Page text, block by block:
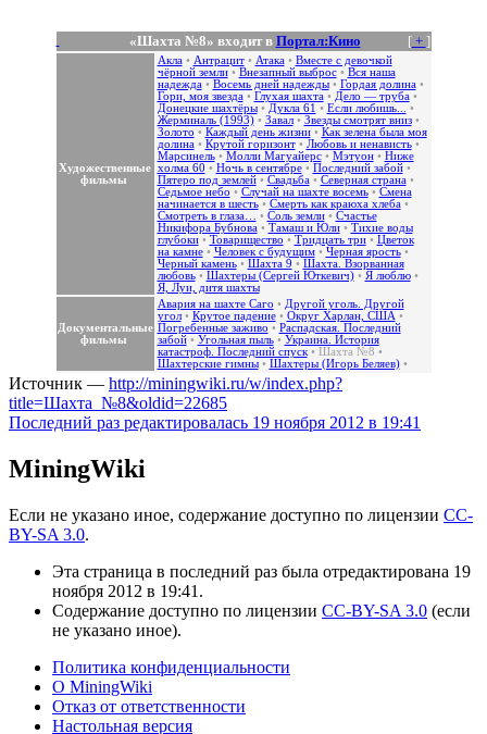
[+ ]
«Шахта №8» входит в Портал:Кино
Художественные
фильмы
Акла• Антрацит• Атака• Вместе с девочкой
чёрной земли• Внезапный выброс• Вся наша
надежда• Восемь дней надежды• Гордая долина•
Гори, моя звезда• Глухая шахта• Дело — труба•
Донецкие шахтёры• Дукла 61 • Если любишь...
•
Жерминаль (1993)• Завал• Звезды смотрят вниз•
Золото • Каждый день жизни• Как зелена была моя
долина• Крутой горизонт• Любовь и ненависть•
Марсинель• Молли Магуайерс• Мэтуон• Ниже
холма 60 • Ночь в сентябре• Последний забой•
Пятеро под землей• Свадьба• Северная страна•
Седьмое небо • Случай на шахте восемь• Смена
начинается в шесть• Смерть как краюха хлеба•
Смотреть в глаза…
• Соль земли• Счастье
Никифора Бубнова• Тамаш и Юли• Тихие воды
глубоки• Товарищество • Тридцать три• Цветок
на камне• Человек с будущим• Черная ярость•
Черный камень• Шахта 9 • Шахта. Взорванная
любовь• Шахтеры (Сергей Юткевич)• Я люблю•
Я, Луи, дитя шахты
Документальные
фильмы
Авария на шахте Саго • Другой уголь. Другой
угол• Крутое падение• Округ Харлан, США •
Погребенные заживо • Распадская. Последний
забой• Угольная пыль• Украина. История
катастроф. Последний спуск• Шахта №8 •
Шахтерские гимны• Шахтеры (Игорь Беляев)•
Источник — http://miningwiki.ru/w/index.php?
title=Шахта_№8&oldid=22685
Последний раз редактировалась 19 ноября 2012 в 19:41
MiningWiki
Если не указано иное, содержание доступно по лицензии CC-
BY-SA 3.0.
Эта страница в последний раз была отредактирована 19
ноября 2012 в 19:41.
Содержание доступно по лицензии CC-BY-SA 3.0 (если
не указано иное).
Политика конфиденциальности
О MiningWiki
Отказ от ответственности
Настольная версия